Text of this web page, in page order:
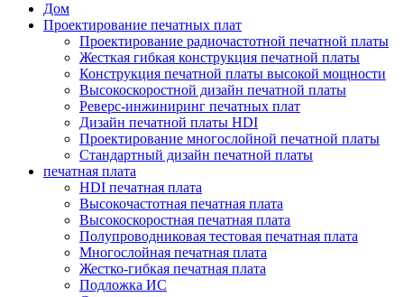
Дом
Проектирование печатных плат
Проектирование радиочастотной печатной платы
Жесткая гибкая конструкция печатной платы
Конструкция печатной платы высокой мощности
Высокоскоростной дизайн печатной платы
Реверс-инжиниринг печатных плат
Дизайн печатной платы HDI
Проектирование многослойной печатной платы
Стандартный дизайн печатной платы
печатная плата
HDI печатная плата
Высокочастотная печатная плата
Высокоскоростная печатная плата
Полупроводниковая тестовая печатная плата
Многослойная печатная плата
Жестко-гибкая печатная плата
Подложка ИС